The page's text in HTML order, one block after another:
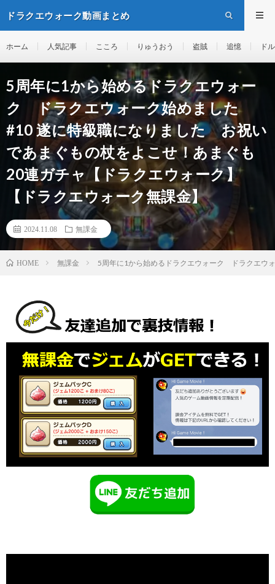
ドラクエウォーク動画まとめ
ホーム 人気記事 こころ りゅうおう 盗賊 追憶 ド
5周年に1から始めるドラクエウォー
ク ドラクエウォーク始めました
#10 遂に特級職になりました お祝い
であまぐもの杖をよこせ！あまぐも
20連ガチャ【ドラクエウォーク】
【ドラクエウォーク無課金】
2024.11.08 無課金
HOME 無課金 5周年に1から始めるドラクエウォーク ドラクエウ